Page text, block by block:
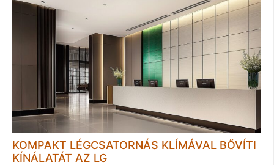
KOMPAKT LÉGCSATORNÁS KLÍMÁVAL BŐVÍTI
KÍNÁLATÁT AZ LG